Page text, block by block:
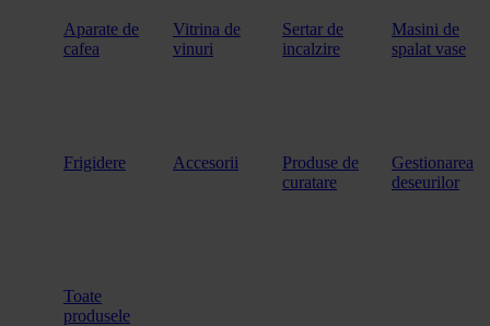
Aparate de
cafea
Vitrina de
vinuri
Sertar de
incalzire
Masini de
spalat vase
Frigidere Accesorii
Produse de
curatare
Gestionarea
deseurilor
Toate
produsele